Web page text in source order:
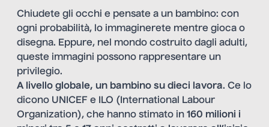
Chiudete gli occhi e pensate a un bambino: con
ogni probabilità, lo immaginerete mentre gioca o
disegna. Eppure, nel mondo costruito dagli adulti,
queste immagini possono rappresentare un
privilegio.
A livello globale, un bambino su dieci lavora. Ce lo
dicono UNICEF e ILO (International Labour
Organization), che hanno stimato in 160 milioni i